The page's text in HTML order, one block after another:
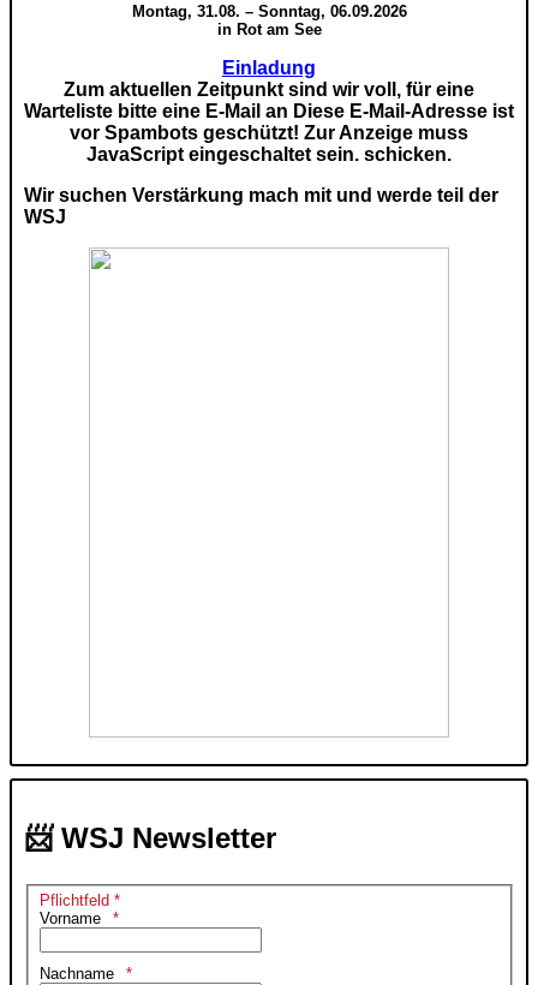
Montag, 31.08. – Sonntag, 06.09.2026
in Rot am See
Einladung
Zum aktuellen Zeitpunkt sind wir voll, für eine
Warteliste bitte eine E-Mail an Diese E-Mail-Adresse ist
vor Spambots geschützt! Zur Anzeige muss
JavaScript eingeschaltet sein. schicken.
Wir suchen Verstärkung mach mit und werde teil der
WSJ
📨 WSJ Newsletter
Pflichtfeld *
Vorname
Nachname